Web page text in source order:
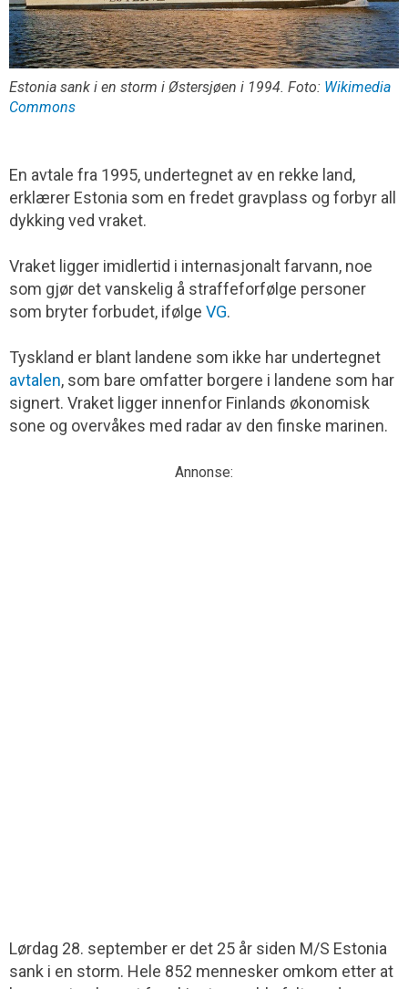
Estonia sank i en storm i Østersjøen i 1994. Foto: Wikimedia
Commons
En avtale fra 1995, undertegnet av en rekke land,
erklærer Estonia som en fredet gravplass og forbyr all
dykking ved vraket.
Vraket ligger imidlertid i internasjonalt farvann, noe
som gjør det vanskelig å straffeforfølge personer
som bryter forbudet, ifølge VG.
Tyskland er blant landene som ikke har undertegnet
avtalen, som bare omfatter borgere i landene som har
signert. Vraket ligger innenfor Finlands økonomisk
sone og overvåkes med radar av den finske marinen.
Annonse:
Lørdag 28. september er det 25 år siden M/S Estonia
sank i en storm. Hele 852 mennesker omkom etter at